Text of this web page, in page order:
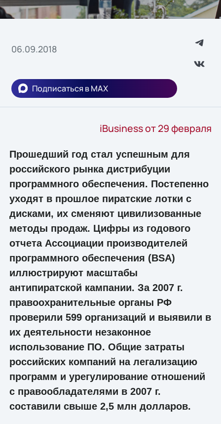
06.09.2018
Подписаться в MAX
iBusiness от 29 февраля
Прошедший год стал успешным для
российского рынка дистрибуции
программного обеспечения. Постепенно
уходят в прошлое пиратские лотки с
дисками, их сменяют цивилизованные
методы продаж. Цифры из годового
отчета Ассоциации производителей
программного обеспечения (BSA)
иллюстрируют масштабы
антипиратской кампании. За 2007 г.
правоохранительные органы РФ
проверили 599 организаций и выявили в
их деятельности незаконное
использование ПО. Общие затраты
российских компаний на легализацию
программ и урегулирование отношений
с правообладателями в 2007 г.
составили свыше 2,5 млн долларов.